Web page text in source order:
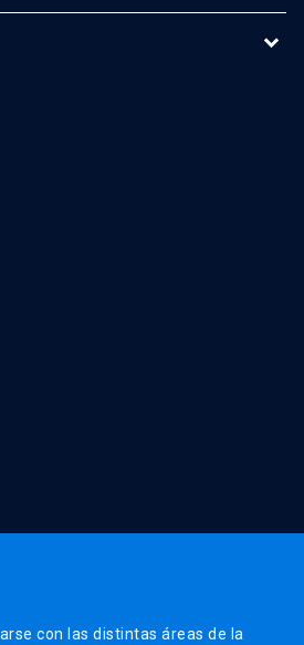
con las distintas áreas de la